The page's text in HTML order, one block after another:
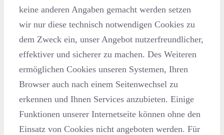
keine anderen Angaben gemacht werden setzen
wir nur diese technisch notwendigen Cookies zu
dem Zweck ein, unser Angebot nutzerfreundlicher,
effektiver und sicherer zu machen. Des Weiteren
ermöglichen Cookies unseren Systemen, Ihren
Browser auch nach einem Seitenwechsel zu
erkennen und Ihnen Services anzubieten. Einige
Funktionen unserer Internetseite können ohne den
Einsatz von Cookies nicht angeboten werden. Für